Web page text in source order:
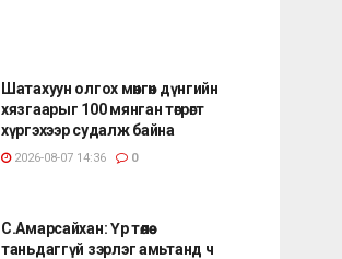
Шатахуун олгох мөнгөн дүнгийн
хязгаарыг 100 мянган төгрөгт
хүргэхээр судалж байна
2026-08-07 14:36 0
С.Амарсайхан: Үр төлөө
таньдаггүй зэрлэг амьтанд ч